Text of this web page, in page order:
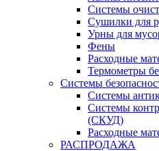
Системы
Сушилки для
Урны для
Фены
Расходные
Термометры
Системы
Системы
Системы
(СКУД)
Расходные
РАСПРОДАЖА